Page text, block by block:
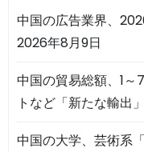
中国の広告業界、
2026年8月9日
中国の貿易総額、1
トなど「新たな輸出
中国の大学、芸術系